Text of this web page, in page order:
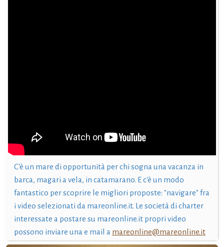
C'è un mare di opportunità per chi sogna una vacanza in
barca, magari a vela, in catamarano. E c'è un modo
fantastico per scoprire le migliori proposte: "navigare" fra
i video selezionati da mareonline.it. Le società di charter
interessate a postare su mareonline.it propri video
possono inviare una e mail a mareonline@mareonline.it